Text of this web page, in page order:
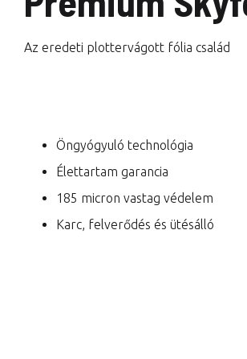
Az eredeti plottervágott fólia család
Öngyógyuló technológia
Élettartam garancia
185 micron vastag védelem
Karc, felverődés és ütésálló